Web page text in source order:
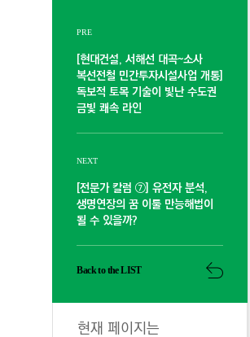
PRE
[현대건설, 서해선 대곡~소사
복선전철 민간투자시설사업 개통]
독보적 토목 기술이 빛난 수도권
금빛 쾌속 라인
NEXT
[전문가 칼럼 ⑦] 유전자 분석,
생명연장의 꿈 이룰 만능해법이
될 수 있을까?
Back to the LIST
현재 페이지는